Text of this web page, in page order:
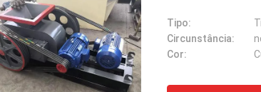
Tipo:
Circunstância:
Cor: